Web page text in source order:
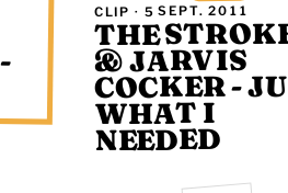
CLIP · 5 SEPT. 2011
THE
& JARVIS
COCKER -
WHAT I
NEEDED